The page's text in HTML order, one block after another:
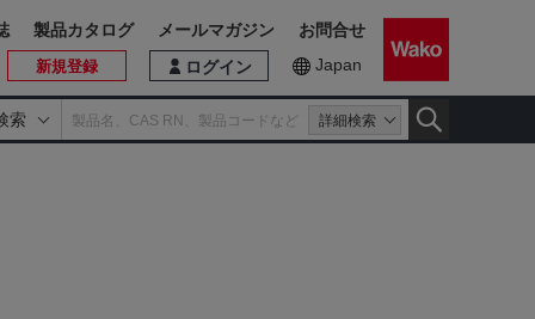
索 詳細検索
ログイン
新規登録 Japan
製品カタログ メールマガジン お問合せ